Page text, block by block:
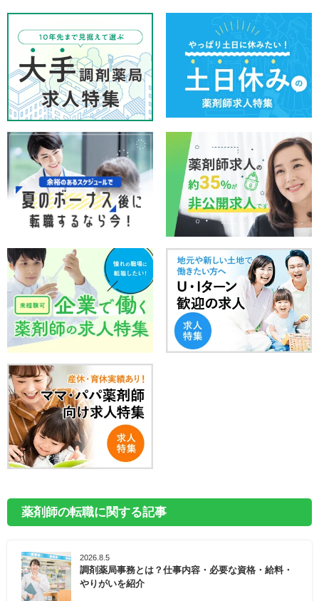
薬剤師の転職に関する記事
2026.8.5
調剤薬局事務とは？仕事内容・必要な資格・給料・
やりがいを紹介